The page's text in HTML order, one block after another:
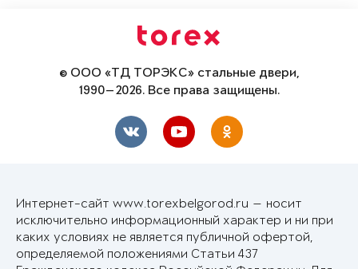
© ООО «ТД ТОРЭКС» стальные двери,
1990—2026. Все права защищены.
Интернет-сайт www.torexbelgorod.ru — носит
исключительно информационный характер и ни при
каких условиях не является публичной офертой,
определяемой положениями Статьи 437